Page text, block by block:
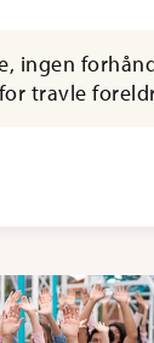
ingen
travle